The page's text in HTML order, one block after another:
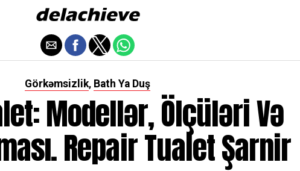
Görkəmsizlik, Bath Ya Duş
Modellər, Ölçüləri Və
Repair Tualet Şarnir